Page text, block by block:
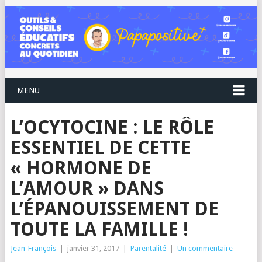
MENU
L’OCYTOCINE : LE RÔLE
ESSENTIEL DE CETTE
« HORMONE DE
L’AMOUR » DANS
L’ÉPANOUISSEMENT DE
TOUTE LA FAMILLE !
Jean-François janvier 31, 2017 Parentalité Un commentaire